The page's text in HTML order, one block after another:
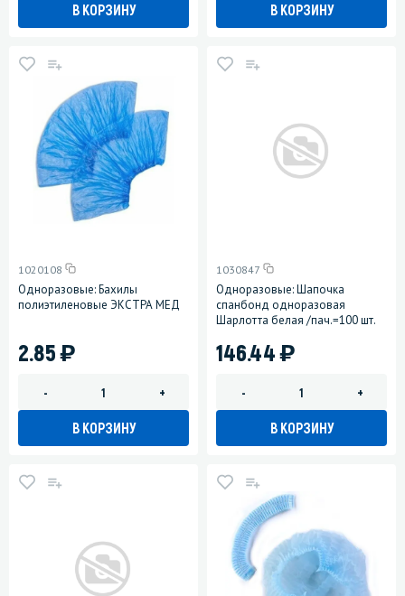
В КОРЗИНУ В КОРЗИНУ
1020108
Одноразовые: Бахилы
полиэтиленовые ЭКСТРА МЕД
2.85)
- +
В КОРЗИНУ
1030847
Одноразовые: Шапочка
спанбонд одноразовая
Шарлотта белая /пач.=100 шт.
146.44)
- +
В КОРЗИНУ